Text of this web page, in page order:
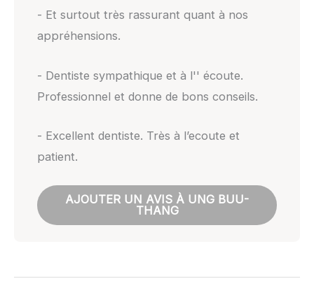
- Et surtout très rassurant quant à nos
appréhensions.
- Dentiste sympathique et à l'' écoute.
Professionnel et donne de bons conseils.
- Excellent dentiste. Très à l’ecoute et
patient.
AJOUTER UN AVIS À UNG BUU-
THANG